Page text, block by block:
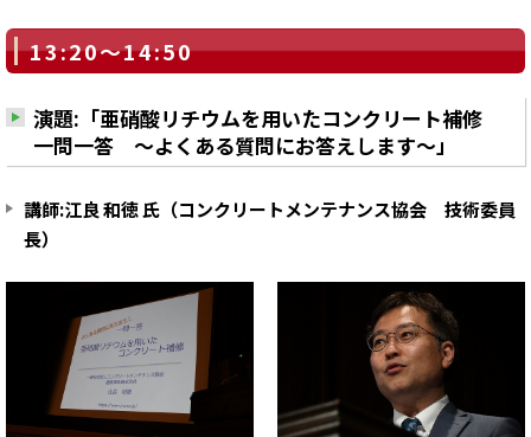
13:20～14:50
演題:「亜硝酸リチウムを用いたコンクリート補修
一問一答 ～よくある質問にお答えします～」
講師:江良 和徳 氏（コンクリートメンテナンス協会 技術委員
長）